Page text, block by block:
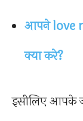
आपने love
क्या करे?
इसीलिए आपके